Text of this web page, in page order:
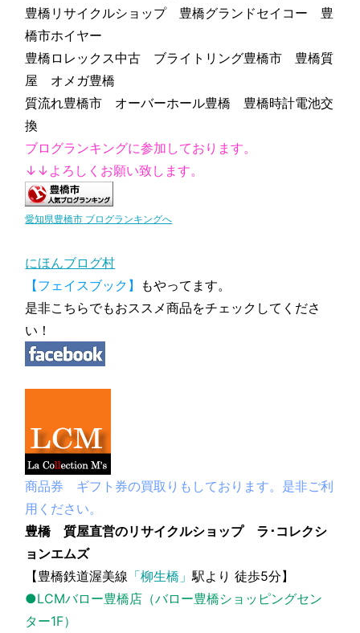
豊橋リサイクルショップ 豊橋グランドセイコー 豊
橋市ホイヤー
豊橋ロレックス中古 ブライトリング豊橋市 豊橋質
屋 オメガ豊橋
質流れ豊橋市 オーバーホール豊橋 豊橋時計電池交
換
ブログランキングに参加しております。
↓↓よろしくお願い致します。
愛知県豊橋市 ブログランキングへ
にほんブログ村
【フェイスブック】
もやってます。
是非こちらでもおススメ商品をチェックしてくださ
い！
商品券 ギフト券の買取りもしております。是非ご利
用ください。
豊橋 質屋直営のリサイクルショップ ラ･コレクシ
ョンエムズ
【豊橋鉄道渥美線 「柳生橋」駅より 徒歩5分】
●LCMバロー豊橋店（バロー豊橋ショッピングセン
ター1F）